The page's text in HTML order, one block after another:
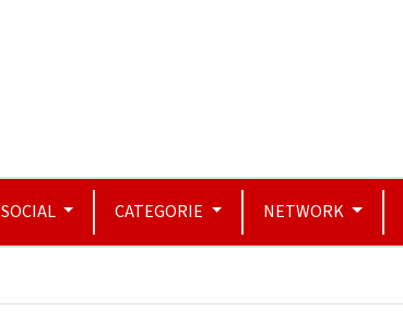
SOCIAL CATEGORIE NETWORK